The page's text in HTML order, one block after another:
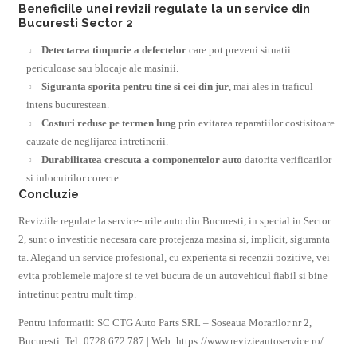
Beneficiile unei revizii regulate la un service din
Bucuresti Sector 2
Detectarea timpurie a defectelor care pot preveni situatii
periculoase sau blocaje ale masinii.
Siguranta sporita pentru tine si cei din jur , mai ales in traficul
intens bucurestean.
Costuri reduse pe termen lung prin evitarea reparatiilor costisitoare
cauzate de neglijarea intretinerii.
Durabilitatea crescuta a componentelor auto datorita verificarilor
si inlocuirilor corecte.
Concluzie
Reviziile regulate la service-urile auto din Bucuresti, in special in Sector
2, sunt o investitie necesara care protejeaza masina si, implicit, siguranta
ta. Alegand un service profesional, cu experienta si recenzii pozitive, vei
evita problemele majore si te vei bucura de un autovehicul fiabil si bine
intretinut pentru mult timp.
Pentru informatii: SC CTG Auto Parts SRL – Soseaua Morarilor nr 2,
Bucuresti. Tel: 0728.672.787 | Web: https://www.revizieautoservice.ro/